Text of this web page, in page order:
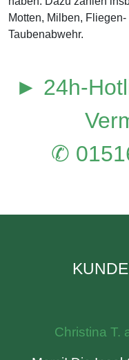
Motten, Milben,
Taubenabwehr.
► 24h-
✆
Christina T.